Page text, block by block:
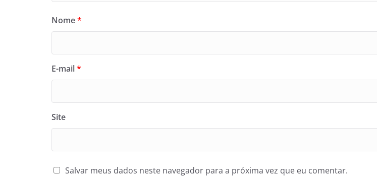
Nome*
E-mail*
Site
Salvar meus dados neste navegador para a próxima vez que eu comentar.